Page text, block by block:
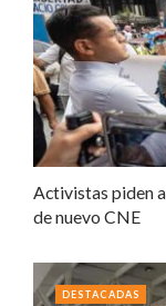
Activistas piden
de nuevo CNE
DESTACADAS